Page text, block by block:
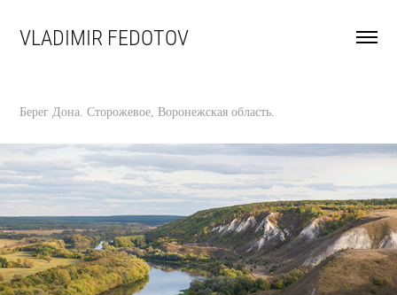
VLADIMIR FEDOTOV
Берег Дона. Сторожевое, Воронежская область.